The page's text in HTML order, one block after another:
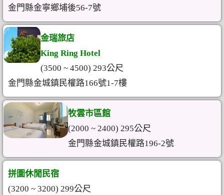
金門縣金寧鄉埔後56-7號
金瑞旅店
King Ring Hotel
(3500 ~ 4500) 293公尺
金門縣金城鎮民權路166號1-7樓
牧雲市區館
(2000 ~ 2400) 295公尺
金門縣金城鎮民權路196-2號
拼圖休閒民宿
(3200 ~ 3200) 299公尺